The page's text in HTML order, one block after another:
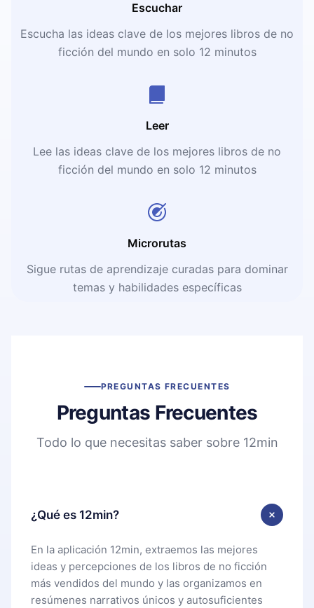
Escuchar
Escucha las ideas clave de los mejores libros de no
ficción del mundo en solo 12 minutos
Leer
Lee las ideas clave de los mejores libros de no
ficción del mundo en solo 12 minutos
Microrutas
Sigue rutas de aprendizaje curadas para dominar
temas y habilidades específicas
PREGUNTAS FRECUENTES
Preguntas Frecuentes
Todo lo que necesitas saber sobre 12min
¿Qué es 12min?
En la aplicación 12min, extraemos las mejores
ideas y percepciones de los libros de no ficción
más vendidos del mundo y las organizamos en
resúmenes narrativos únicos y autosuficientes